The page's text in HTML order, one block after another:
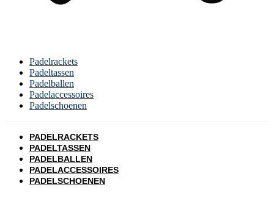
Padelrackets
Padeltassen
Padelballen
Padelaccessoires
Padelschoenen
PADELRACKETS
PADELTASSEN
PADELBALLEN
PADELACCESSOIRES
PADELSCHOENEN